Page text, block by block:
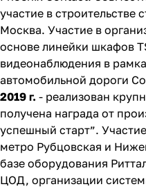
участие в строительстве
Москва. Участие в
основе линейки шкафов
видеонаблюдения в
автомобильной дороги
2019 г. - реализован
получена награда от
успешный старт”.
метро Рубцовская и
базе оборудования
ЦОД, организации